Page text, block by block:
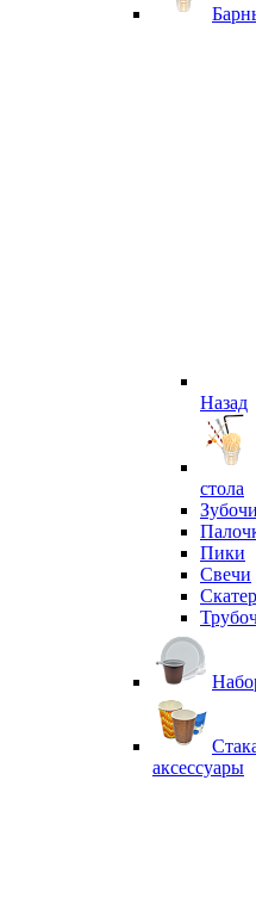
Назад
стола
Пики
Свечи
аксессуары